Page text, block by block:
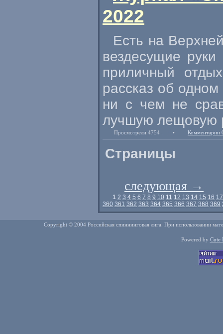
2022
Есть на
вездесущие
приличный
рассказ об
ни с чем не
лучшую лещовую
Просмотрели 4754 • Комментарии
Страницы
следующая →
1 2 3 4 5 6 7 8 9 10 11 12 13 14 15 16 17
360 361 362 363 364 365 366 367 368 369
Copyright © 2004 Российская спиннинговая лига. При использовании
Powered by Cute